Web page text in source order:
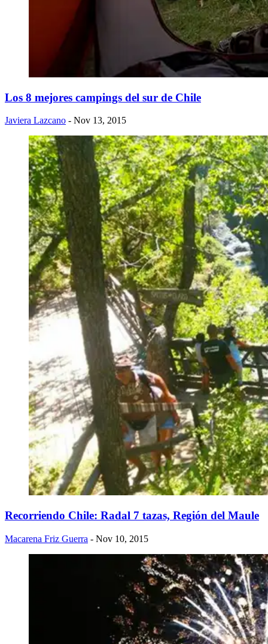
Los 8 mejores campings del sur de Chile
Javiera Lazcano - Nov 13, 2015
Recorriendo Chile: Radal 7 tazas, Región del Maule
Macarena Friz Guerra - Nov 10, 2015